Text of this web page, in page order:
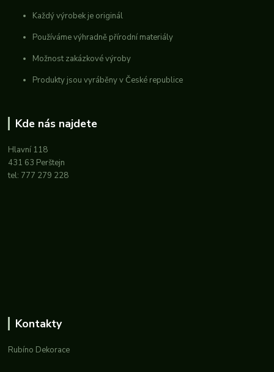
Každý výrobek je originál
Používáme výhradně přírodní materiály
Možnost zakázkové výroby
Produkty jsou vyráběny v České republice
Kde nás najdete
Hlavní 118
431 63 Perštejn
tel: 777 279 228
Kontakty
Rubíno Dekorace